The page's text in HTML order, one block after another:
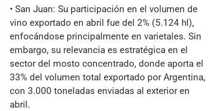
• San Juan: Su participación en el volumen de
vino exportado en abril fue del 2% (5.124 hl),
enfocándose principalmente en varietales. Sin
embargo, su relevancia es estratégica en el
sector del mosto concentrado, donde aporta el
33% del volumen total exportado por Argentina,
con 3.000 toneladas enviadas al exterior en
abril.